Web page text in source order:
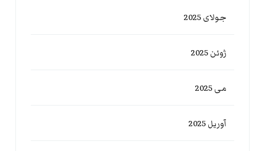
جولای 2025
ژوئن 2025
می 2025
آوریل 2025